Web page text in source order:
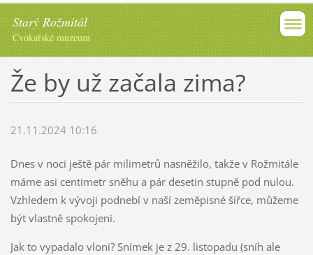
Starý Rožmitál
Cvokařské muzeum
Že by už začala zima?
21.11.2024 10:16
Dnes v noci ještě pár milimetrů nasněžilo, takže v Rožmitále
máme asi centimetr sněhu a pár desetin stupně pod nulou.
Vzhledem k vývoji podnebí v naší zeměpisné šířce, můžeme
být vlastně spokojeni.
Jak to vypadalo vloni? Snímek je z 29. listopadu (sníh ale